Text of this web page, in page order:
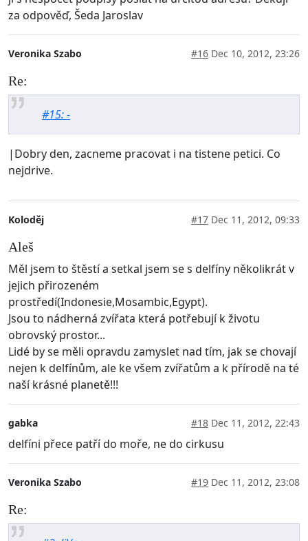
za odpověď, Šeda Jaroslav
Veronika Szabo #16 Dec 10, 2012, 23:26
Re:
#15: -
|Dobry den, zacneme pracovat i na tistene petici. Co
nejdrive.
Koloděj #17 Dec 11, 2012, 09:33
Aleš
Měl jsem to štěstí a setkal jsem se s delfíny několikrát v
jejich přirozeném
prostředí(Indonesie,Mosambic,Egypt).
Jsou to nádherná zvířata která potřebují k životu
obrovský prostor...
Lidé by se měli opravdu zamyslet nad tím, jak se chovají
nejen k delfínům, ale ke všem zvířatům a k přírodě na té
naší krásné planetě!!!
gabka #18 Dec 11, 2012, 22:43
delfíni přece patří do moře, ne do cirkusu
Veronika Szabo #19 Dec 11, 2012, 23:08
Re: